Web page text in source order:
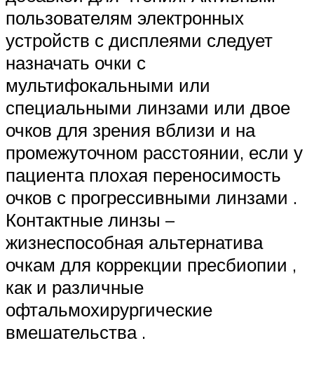
пользователям электронных
устройств с дисплеями следует
назначать очки с
мультифокальными или
специальными линзами или двое
очков для зрения вблизи и на
промежуточном расстоянии, если у
пациента плохая переносимость
очков с прогрессивными линзами .
Контактные линзы –
жизнеспособная альтернатива
очкам для коррекции пресбиопии ,
как и различные
офтальмохирургические
вмешательства .